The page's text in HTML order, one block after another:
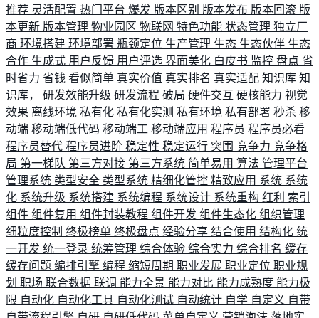
推荐 灵活配置 热门平台 爆发 版本区别 版本发布 版本回滚 版
本更新 版本管理 物业园区 物联网 特色功能 状态管理 独立厂
商 环境搭建 环境部署 瓶颈定位 生产管理 生态 生态伙伴 生态
合作 生成式 用户反馈 用户评选 界面美化 白皮书 监控 盘点 省
时省力 省钱 看似简单 真实价值 真实排名 真实适配 知识库 知
识库， 研发效能升级 研发流程 破局 硬件交互 硬核能力 视觉
效果 离线环境 私有化 私有化实测 私有环境 私有部署 秒杀 移
动端 移动端低代码 移动端工 移动端应用 程序员 程序员必看
程序员替代 程序员进阶 稳定性 稳定运行 突围 竞争力 竞争格
局 第一梯队 第三方对接 第三方系统 简单易用 算法 管理平台
管理系统 类型安全 类型系统 精细化管控 精致应用 系统 系统
化 系统升级 系统搭建 系统编程 系统设计 系统重构 红利 索引
组件 组件复用 组件封装教程 组件开发 组件生态化 组织管理
细粒度控制 终极榜单 终极盘点 经验分享 结合使用 结构化 统
一开发 统一登录 统筹管理 综合体验 综合实力 综合排名 缓存
缓存问题 编排引擎 编程 缩短周期 职业发展 职业定位 职业规
划 职场 联合数据 联调 能力全景 能力对比 能力成熟度 能力极
限 自动化 自动化工具 自动化测试 自动统计 自学 自定义 自带